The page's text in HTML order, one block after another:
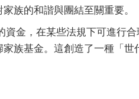
族的和諧與團結至關重要。
資金，在某些法規下可進行
族基金。這創造了一種「